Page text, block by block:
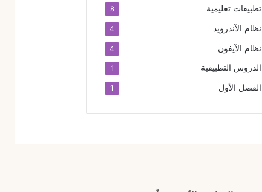
تطبيقات تعليمية 8
نظام الآندرويد 4
نظام الآيفون 4
الدروس التطبيقية 1
الفصل الأول 1